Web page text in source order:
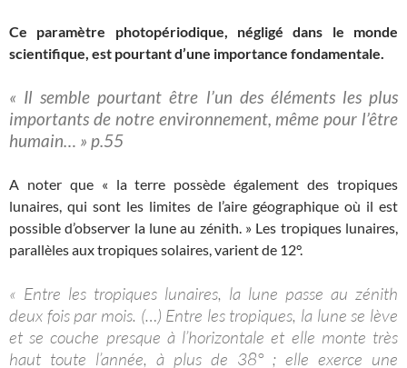
Ce paramètre photopériodique, négligé dans le monde
scientifique, est pourtant d’une importance fondamentale.
« Il semble pourtant être l’un des éléments les plus
importants de notre environnement, même pour l’être
humain… » p.55
A noter que « la terre possède également des tropiques
lunaires, qui sont les limites de l’aire géographique où il est
possible d’observer la lune au zénith. » Les tropiques lunaires,
parallèles aux tropiques solaires, varient de 12°.
« Entre les tropiques lunaires, la lune passe au zénith
deux fois par mois. (…) Entre les tropiques, la lune se lève
et se couche presque à l’horizontale et elle monte très
haut toute l’année, à plus de 38° ; elle exerce une